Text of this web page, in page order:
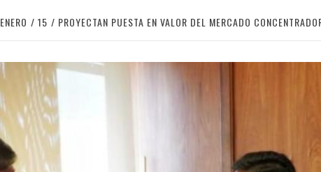
ENERO 15 PROYECTAN PUESTA EN VALOR DEL MERCADO